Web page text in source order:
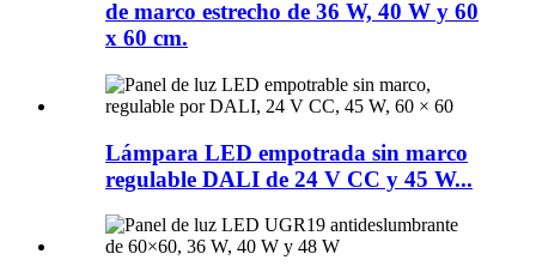
de marco estrecho de 36 W, 40 W y 60
x 60 cm.
Lámpara LED empotrada sin marco
regulable DALI de 24 V CC y 45 W...